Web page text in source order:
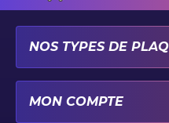
NOS TYPES DE
MON COMPTE